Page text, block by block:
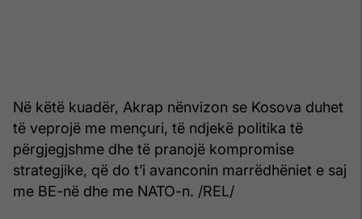
Në këtë kuadër, Akrap nënvizon se Kosova duhet
të veprojë me mençuri, të ndjekë politika të
përgjegjshme dhe të pranojë kompromise
strategjike, që do t’i avanconin marrëdhëniet e saj
me BE-në dhe me NATO-n. /REL/